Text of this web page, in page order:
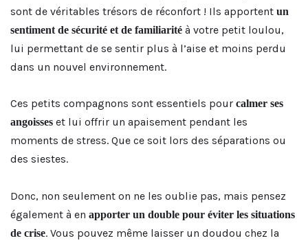
sont de véritables trésors de réconfort ! Ils apportent un
sentiment de sécurité et de familiarité à votre petit loulou,
lui permettant de se sentir plus à l’aise et moins perdu
dans un nouvel environnement.
Ces petits compagnons sont essentiels pour calmer ses
angoisses et lui offrir un apaisement pendant les
moments de stress. Que ce soit lors des séparations ou
des siestes.
Donc, non seulement on ne les oublie pas, mais pensez
également à en apporter un double pour éviter les situations
de crise. Vous pouvez même laisser un doudou chez la